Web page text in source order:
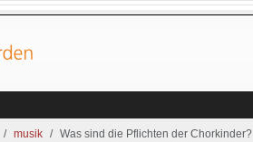
musik Was sind die Pflichten der Chorkinder?